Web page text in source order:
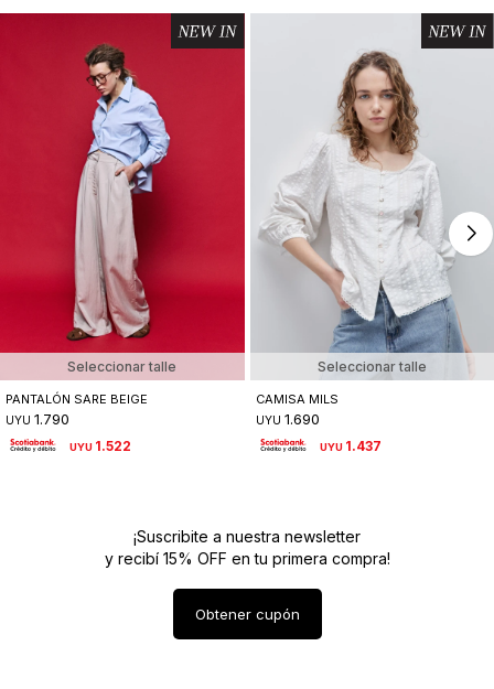
Seleccionar talle
PANTALÓN SARE BEIGE
UYU 1.790
UYU 1.522
Seleccionar talle
CAMISA MILS
UYU 1.690
UYU 1.437
¡Suscribite a nuestra newsletter
y recibí 15% OFF en tu primera compra!
Obtener cupón